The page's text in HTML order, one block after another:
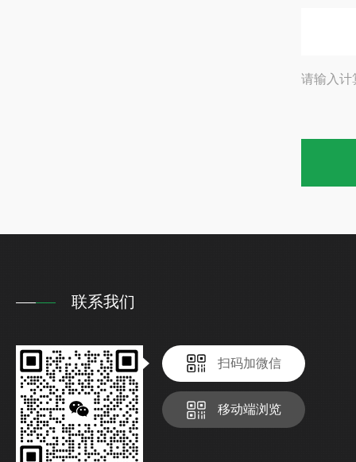
请输入计
联系我们
扫码加微信
移动端浏览